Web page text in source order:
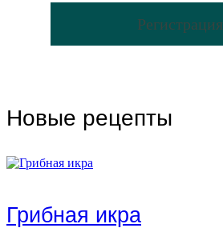
Регистрация
Новые рецепты
Грибная икра